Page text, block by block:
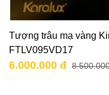
Tượng trâu mạ vàng
FTLV095VD17
6.000.000 đ